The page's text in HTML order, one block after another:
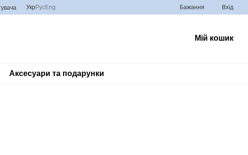
УкрРусEng Бажання Вхід
Мій кошик
Аксесуари та подарунки